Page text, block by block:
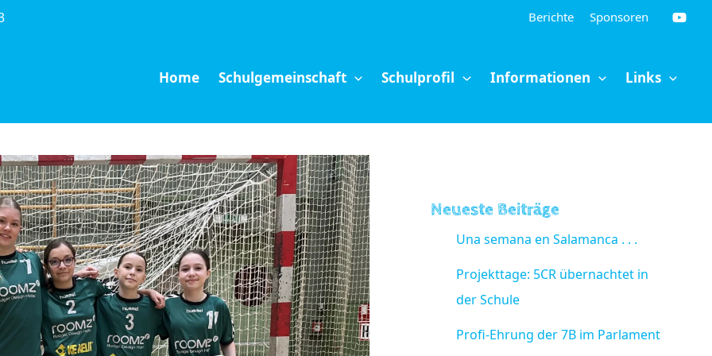
Berichte Sponsoren
Home Schulgemeinschaft Schulprofil Informationen Links
Neueste Beiträge
Una semana en Salamanca . . .
Projekttage: 5CR übernachtet in
der Schule
Profi-Ehrung der 7B im Parlament